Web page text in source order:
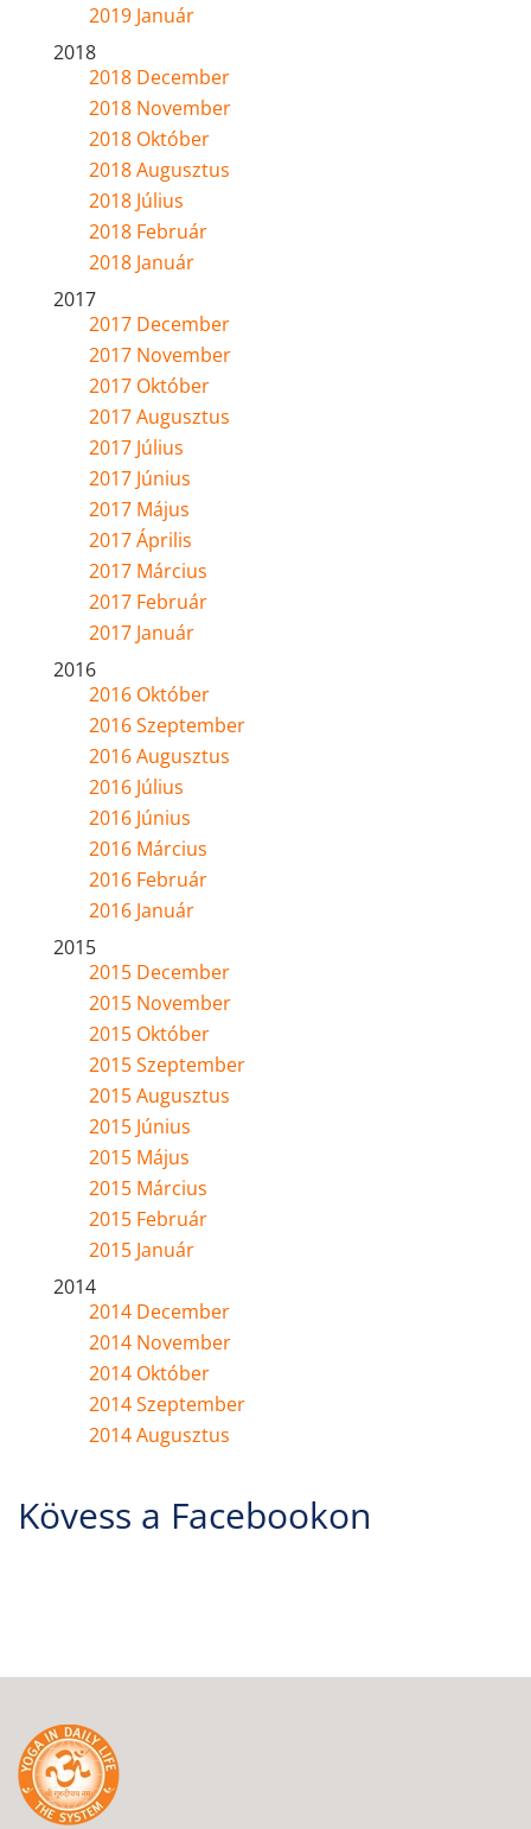
2019 Január
2018
2018 December
2018 November
2018 Október
2018 Augusztus
2018 Július
2018 Február
2018 Január
2017
2017 December
2017 November
2017 Október
2017 Augusztus
2017 Július
2017 Június
2017 Május
2017 Április
2017 Március
2017 Február
2017 Január
2016
2016 Október
2016 Szeptember
2016 Augusztus
2016 Július
2016 Június
2016 Március
2016 Február
2016 Január
2015
2015 December
2015 November
2015 Október
2015 Szeptember
2015 Augusztus
2015 Június
2015 Május
2015 Március
2015 Február
2015 Január
2014
2014 December
2014 November
2014 Október
2014 Szeptember
2014 Augusztus
Kövess a Facebookon